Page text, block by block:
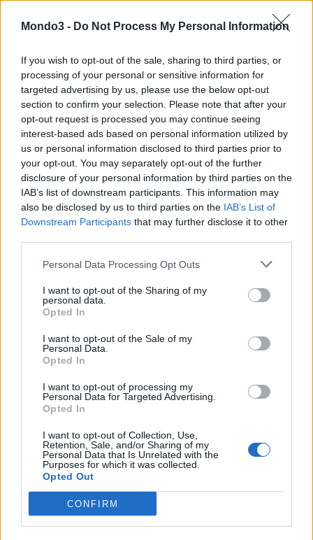
Mondo3 - Do Not Process My Personal Information
If you wish to opt-out of the sale, sharing to third parties, or
processing of your personal or sensitive information for
targeted advertising by us, please use the below opt-out
section to confirm your selection. Please note that after your
opt-out request is processed you may continue seeing
interest-based ads based on personal information utilized by
us or personal information disclosed to third parties prior to
your opt-out. You may separately opt-out of the further
disclosure of your personal information by third parties on the
IAB’s list of downstream participants. This information may
also be disclosed by us to third parties on the IAB’s List of
Downstream Participants that may further disclose it to other
Personal Data Processing Opt Outs
I want to opt-out of the Sharing of my
personal data.
Opted In
I want to opt-out of the Sale of my
Personal Data.
Opted In
I want to opt-out of processing my
Personal Data for Targeted Advertising.
Opted In
I want to opt-out of Collection, Use,
Retention, Sale, and/or Sharing of my
Personal Data that Is Unrelated with the
Purposes for which it was collected.
Opted Out
CONFIRM
iPhone 6s Plus 64 GB: anticipo 239,99 euro + 30 rate mensili
Infine, nel caso non ci si volesse vincolare e si preferisse
l’acquisto in un’unica soluzione, i prezzi di listino ufficiali
Vodafone per i nuovi iPhone sono i seguenti:
iPhone 6s : 789,99 Euro (16GB) e 899,99 Euro (64GB)
iPhone 6s Plus: 899,99 Euro (16GB) e 1009,99 Euro (64GB)
E’ possibile che queste offerte
siano esclusivamente dedicate al
l’anno scorso con i precedenti modelli. Ricordiamo che tutte
prevedono deicorrispettivi per recesso anticipato
andranno saldati assieme alle eventuali
, in un’unica
soluzione.
CONDIVIDI QUESTO ARTICOLO:
E-mail LinkedIn
X
WhatsApp Stampa